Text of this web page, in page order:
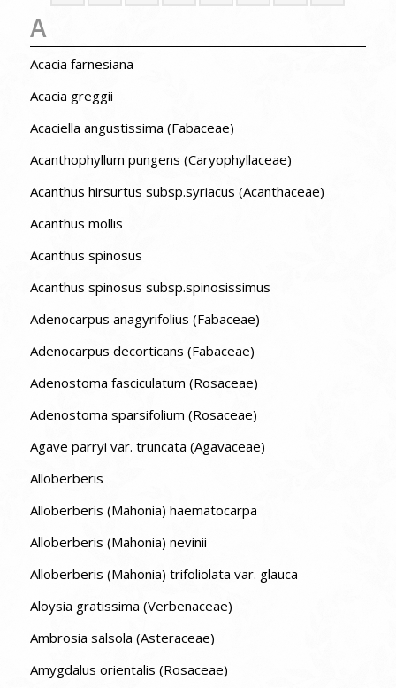
A
Acacia farnesiana
Acacia greggii
Acaciella angustissima (Fabaceae)
Acanthophyllum pungens (Caryophyllaceae)
Acanthus hirsurtus subsp.syriacus (Acanthaceae)
Acanthus mollis
Acanthus spinosus
Acanthus spinosus subsp.spinosissimus
Adenocarpus anagyrifolius (Fabaceae)
Adenocarpus decorticans (Fabaceae)
Adenostoma fasciculatum (Rosaceae)
Adenostoma sparsifolium (Rosaceae)
Agave parryi var. truncata (Agavaceae)
Alloberberis
Alloberberis (Mahonia) haematocarpa
Alloberberis (Mahonia) nevinii
Alloberberis (Mahonia) trifoliolata var. glauca
Aloysia gratissima (Verbenaceae)
Ambrosia salsola (Asteraceae)
Amygdalus orientalis (Rosaceae)